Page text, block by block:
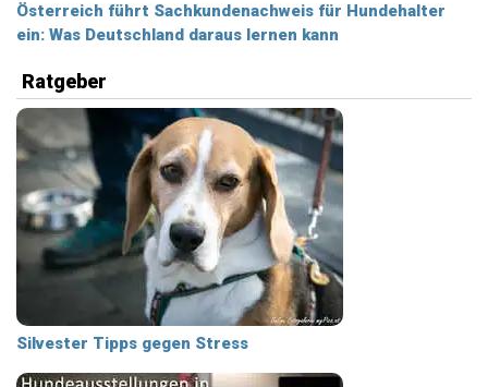
Österreich führt Sachkundenachweis für Hundehalter
ein: Was Deutschland daraus lernen kann
Ratgeber
Silvester Tipps gegen Stress